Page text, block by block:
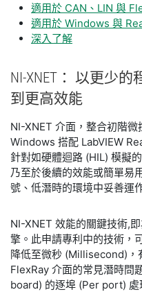
適用於 CAN、LIN 與
適用於 Windows 與
深入了解
NI-XNET： 以更少的
到 更高效能
NI-XNET 介面，整合初階
Windows 搭配 LabVIEW
針對如硬體迴路 (HIL) 模擬
乃至於後續的效能或簡單易
號、低潛時的環境中妥善運
NI-XNET 效能的關鍵技術,
擎。此申請專利中的技術，
降低至微秒 (Millisecond)，
FlexRay 介面的常見潛時問
board) 的逐埠 (Per port) 處